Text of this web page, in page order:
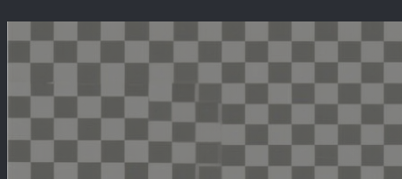
Перейти
к
содержимому